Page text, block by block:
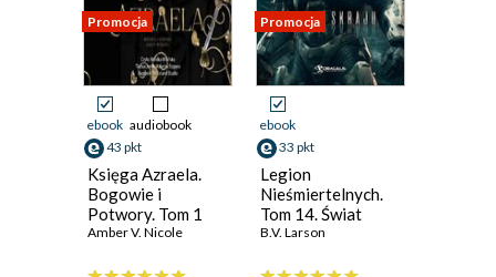
Promocja
ebook audiobook
43 pkt
Księga Azraela.
Bogowie i
Potwory. Tom 1
Amber V. Nicole
Promocja
ebook
33 pkt
Legion
Nieśmiertelnych.
Tom 14. Świat
Skraju
B.V. Larson